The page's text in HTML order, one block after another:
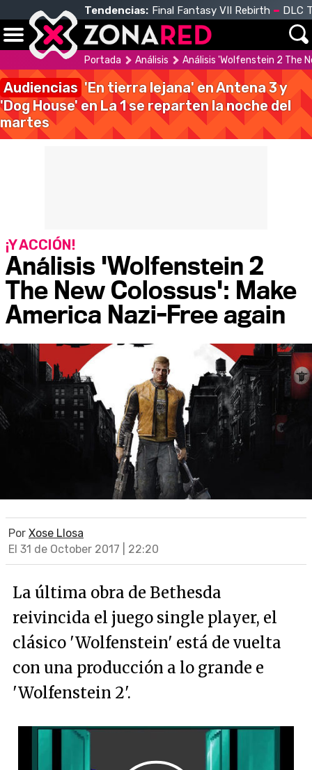
Tendencias: Final Fantasy VII Rebirth DLC
Portada Análisis Análisis 'Wolfenstein 2 The
Audiencias 'En tierra lejana' en Antena 3 y
'Dog House' en La 1 se reparten la noche del
martes
Análisis 'Wolfenstein 2
The New Colossus': Make
America Nazi-Free again
¡Y ACCIÓN!
Por Xose Llosa
El 31 de October 2017 | 22:20
La última obra de Bethesda
reivincida el juego single player, el
clásico 'Wolfenstein' está de vuelta
con una producción a lo grande e
'Wolfenstein 2'.